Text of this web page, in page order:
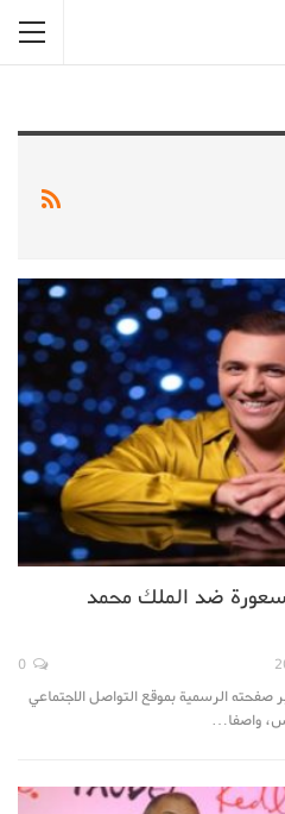
ضد الملك محمد
الرسمية بموقع التواصل الاجتماعي
واصفا…